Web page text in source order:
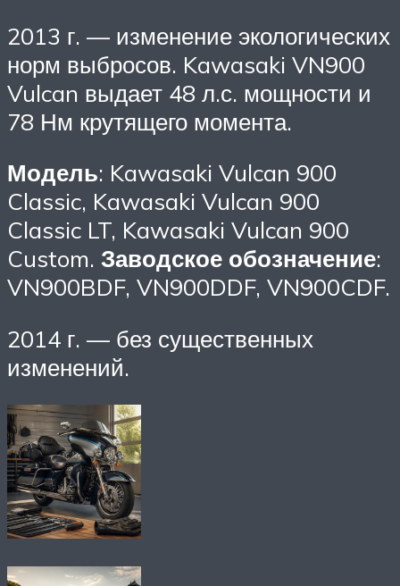
2013 г. — изменение экологических
норм выбросов. Kawasaki VN900
Vulcan выдает 48 л.с. мощности и
78 Нм крутящего момента.
Модель: Kawasaki Vulcan 900
Classic, Kawasaki Vulcan 900
Classic LT, Kawasaki Vulcan 900
Custom. Заводское обозначение:
VN900BDF, VN900DDF, VN900CDF.
2014 г. — без существенных
изменений.